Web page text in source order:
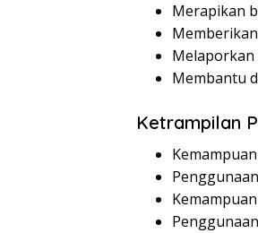
Merapikan
Membantu
Ketrampilan